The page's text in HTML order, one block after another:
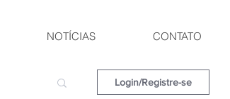
NOTÍCIAS CONTATO
Login/Registre-se